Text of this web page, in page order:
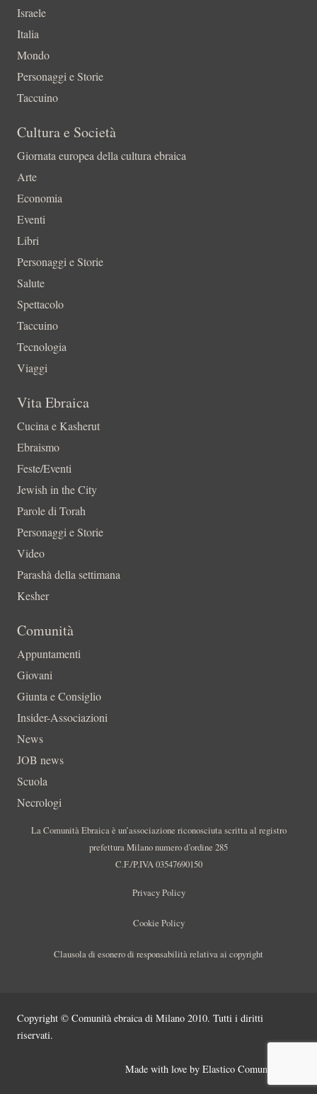
Israele
Italia
Mondo
Personaggi e Storie
Taccuino
Cultura e Società
Giornata europea della cultura ebraica
Arte
Economia
Eventi
Libri
Personaggi e Storie
Salute
Spettacolo
Taccuino
Tecnologia
Viaggi
Vita Ebraica
Cucina e Kasherut
Ebraismo
Feste/Eventi
Jewish in the City
Parole di Torah
Personaggi e Storie
Video
Parashà della settimana
Kesher
Comunità
Appuntamenti
Giovani
Giunta e Consiglio
Insider-Associazioni
News
JOB news
Scuola
Necrologi
La Comunità Ebraica è un’associazione riconosciuta scritta al registro
prefettura Milano numero d’ordine 285
C.F./P.IVA 03547690150
Privacy Policy
Cookie Policy
Clausola di esonero di responsabilità relativa ai copyright
Copyright © Comunità ebraica di Milano 2010. Tutti i diritti
riservati.
Made with love by Elastico Comunicazione